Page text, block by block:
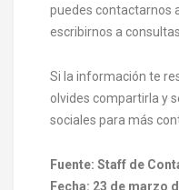
puedes contactarnos
escribirnos a
Si la información te
olvides compartirla y
sociales para más
Fuente: Staff de
Fecha: 23 de marzo